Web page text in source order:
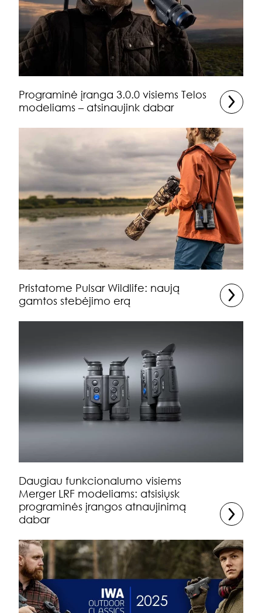
Programinė įranga 3.0.0 visiems Telos
modeliams – atsinaujink dabar
Pristatome Pulsar Wildlife: naują
gamtos stebėjimo erą
Daugiau funkcionalumo visiems
Merger LRF modeliams: atsisiųsk
programinės įrangos atnaujinimą
dabar